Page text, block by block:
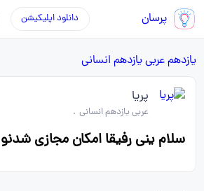
پرسان دانلود اپلیکیشن
یازدهمعربی یازدهم انسانی
پریا
عربی یازدهم انسانی .
سلام ینی رفیقا امکان مجازی